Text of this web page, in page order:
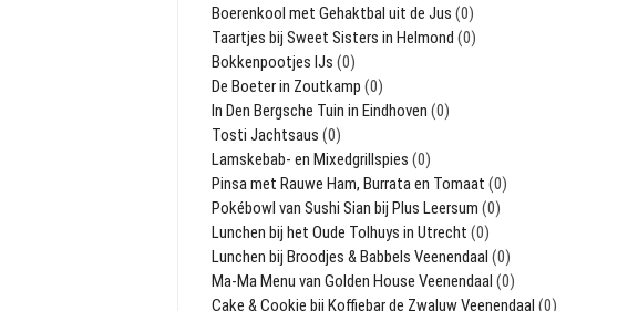
Boerenkool met Gehaktbal uit de Jus (0)
Taartjes bij Sweet Sisters in Helmond (0)
Bokkenpootjes IJs (0)
De Boeter in Zoutkamp (0)
In Den Bergsche Tuin in Eindhoven (0)
Tosti Jachtsaus (0)
Lamskebab- en Mixedgrillspies (0)
Pinsa met Rauwe Ham, Burrata en Tomaat (0)
Pokébowl van Sushi Sian bij Plus Leersum (0)
Lunchen bij het Oude Tolhuys in Utrecht (0)
Lunchen bij Broodjes & Babbels Veenendaal (0)
Ma-Ma Menu van Golden House Veenendaal (0)
Cake & Cookie bij Koffiebar de Zwaluw Veenendaal (0)